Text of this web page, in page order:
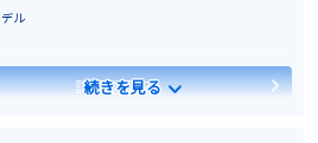
デル
詳細を見る
続きを見る